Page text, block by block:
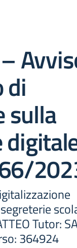
di
sulla
Tutor:
364924